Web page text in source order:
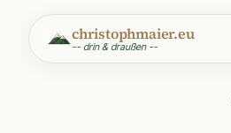
christophmaier.eu
-- drin & draußen --